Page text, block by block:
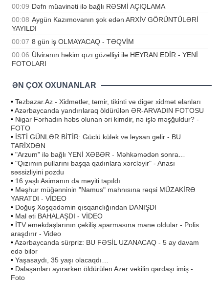
00:09 Dəfn müavinəti ilə bağlı RƏSMİ AÇIQLAMA
00:08 Aygün Kazımovanın şok edən ARXİV GÖRÜNTÜLƏRİ
YAYILDI
00:07 8 gün iş OLMAYACAQ - TƏQVİM
00:06 Ülviranın həkim qızı gözəlliyi ilə HEYRAN EDİR - YENİ
FOTOLARI
ƏN ÇOX OXUNANLAR
• Tezbazar.Az - Xidmətlər, təmir, tikinti və digər xidmət elanları
•Azərbaycanda yandırılaraq öldürülən ƏR-ARVADIN FOTOSU
• Nigar Fərhadın həbs olunan əri kimdir, nə işlə məşğuldur? -
FOTO
• İSTİ GÜNLƏR BİTİR: Güclü külək və leysan gəlir - BU
TARİXDƏN
• "Arzum" ilə bağlı YENİ XƏBƏR - Məhkəmədən sonra…
• "Qızımın pullarını başqa qadınlara xərcləyir" - Anası
səssizliyini pozdu
• 16 yaşlı Asimanın da meyiti tapıldı
• Məşhur müğənninin "Namus" mahnısına rəqsi MÜZAKİRƏ
YARATDI - VİDEO
• Doğuş Xoşqədəmin qısqanclığından DANIŞDI
• Mal əti BAHALAŞDI - VİDEO
• İTV əməkdaşlarının çəkiliş aparmasına mane oldular - Polis
araşdırır - Video
•Azərbaycanda sürpriz: BU FƏSİL UZANACAQ - 5 ay davam
edə bilər
• Yaşasaydı, 35 yaşı olacaqdı…
• Dalaşanları ayırarkən öldürülən Azər vəkilin qardaşı imiş -
Foto